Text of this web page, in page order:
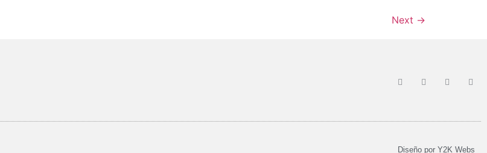
Next →
Diseño por Y2K Webs